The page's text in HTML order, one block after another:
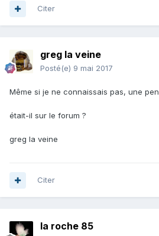
Citer
greg la veine
Posté(e) 9 mai 2017
Même si je ne connaissais pas, une
était-il sur le forum ?
greg la veine
Citer
la roche 85